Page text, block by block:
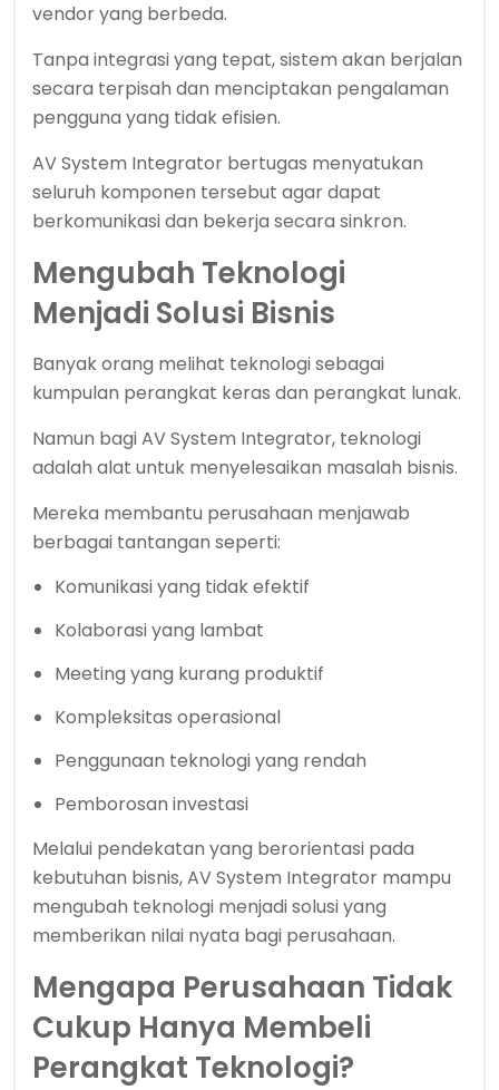
vendor yang berbeda.
Tanpa integrasi yang tepat, sistem akan berjalan
secara terpisah dan menciptakan pengalaman
pengguna yang tidak efisien.
AV System Integrator bertugas menyatukan
seluruh komponen tersebut agar dapat
berkomunikasi dan bekerja secara sinkron.
Mengubah Teknologi
Menjadi Solusi Bisnis
Banyak orang melihat teknologi sebagai
kumpulan perangkat keras dan perangkat lunak.
Namun bagi AV System Integrator, teknologi
adalah alat untuk menyelesaikan masalah bisnis.
Mereka membantu perusahaan menjawab
berbagai tantangan seperti:
Komunikasi yang tidak efektif
Kolaborasi yang lambat
Meeting yang kurang produktif
Kompleksitas operasional
Penggunaan teknologi yang rendah
Pemborosan investasi
Melalui pendekatan yang berorientasi pada
kebutuhan bisnis, AV System Integrator mampu
mengubah teknologi menjadi solusi yang
memberikan nilai nyata bagi perusahaan.
Mengapa Perusahaan Tidak
Cukup Hanya Membeli
Perangkat Teknologi?